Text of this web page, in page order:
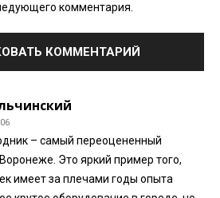
– самый переоцененный
Это яркий пример того,
имеет за плечами годы опыта
комментария.